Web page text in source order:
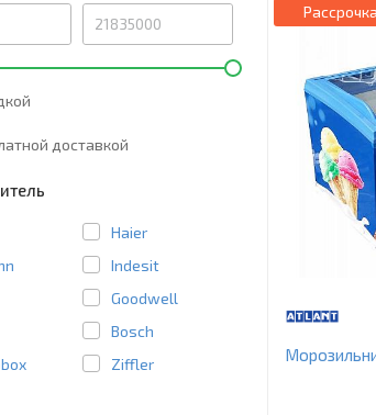
доставкой
Haier
Indesit
Goodwell
Bosch
Ziffler
Рассрочка